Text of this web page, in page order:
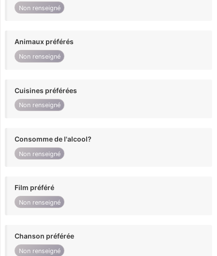
Non renseigné
Animaux préférés
Non renseigné
Cuisines préférées
Non renseigné
Consomme de l'alcool?
Non renseigné
Film préféré
Non renseigné
Chanson préférée
Non renseigné